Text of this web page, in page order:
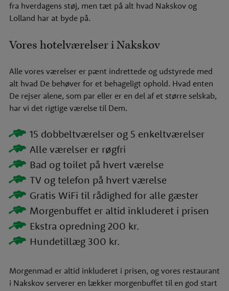
fra hverdagens støj, men tæt på alt hvad Nakskov og
Lolland har at byde på.
Vores hotelværelser i Nakskov
Alle vores værelser er pænt indrettede og udstyrede med
alt hvad De behøver for et behageligt ophold. Hvad enten
De rejser alene, som par eller er en del af et større selskab,
har vi det rigtige værelse til Dem.
15 dobbeltværelser og 5 enkeltværelser
Alle værelser er røgfri
Bad og toilet på hvert værelse
TV og telefon på hvert værelse
Gratis WiFi til rådighed for alle gæster
Morgenbuffet er altid inkluderet i prisen
Ekstra opredning 200 kr.
Hundetillæg 300 kr.
Morgenmad er altid inkluderet i prisen, og vores restaurant
i Nakskovserverer en lækker morgenbuffet til en god start